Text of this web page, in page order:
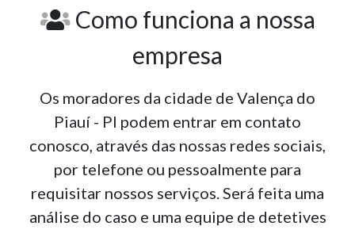
Como funciona a nossa
empresa
Os moradores da cidade de Valença do
Piauí - PI podem entrar em contato
conosco, através das nossas redes sociais,
por telefone ou pessoalmente para
requisitar nossos serviços. Será feita uma
análise do caso e uma equipe de detetives